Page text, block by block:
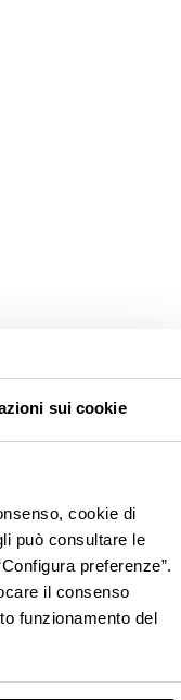
sui cookie
cookie di
può consultare le
preferenze”.
il consenso
funzionamento del